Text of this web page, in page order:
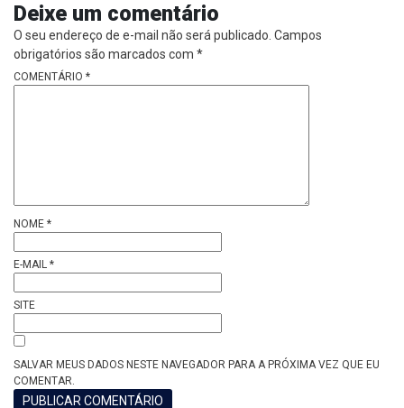
Deixe um comentário
O seu endereço de e-mail não será publicado. Campos
obrigatórios são marcados com *
COMENTÁRIO *
NOME *
E-MAIL *
SITE
SALVAR MEUS DADOS NESTE NAVEGADOR PARA A PRÓXIMA VEZ QUE EU
COMENTAR.